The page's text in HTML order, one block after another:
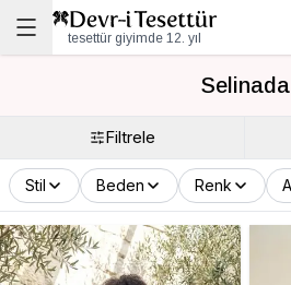
tesettür giyimde 12. yıl
Selinada
Filtrele
Stil Beden Renk